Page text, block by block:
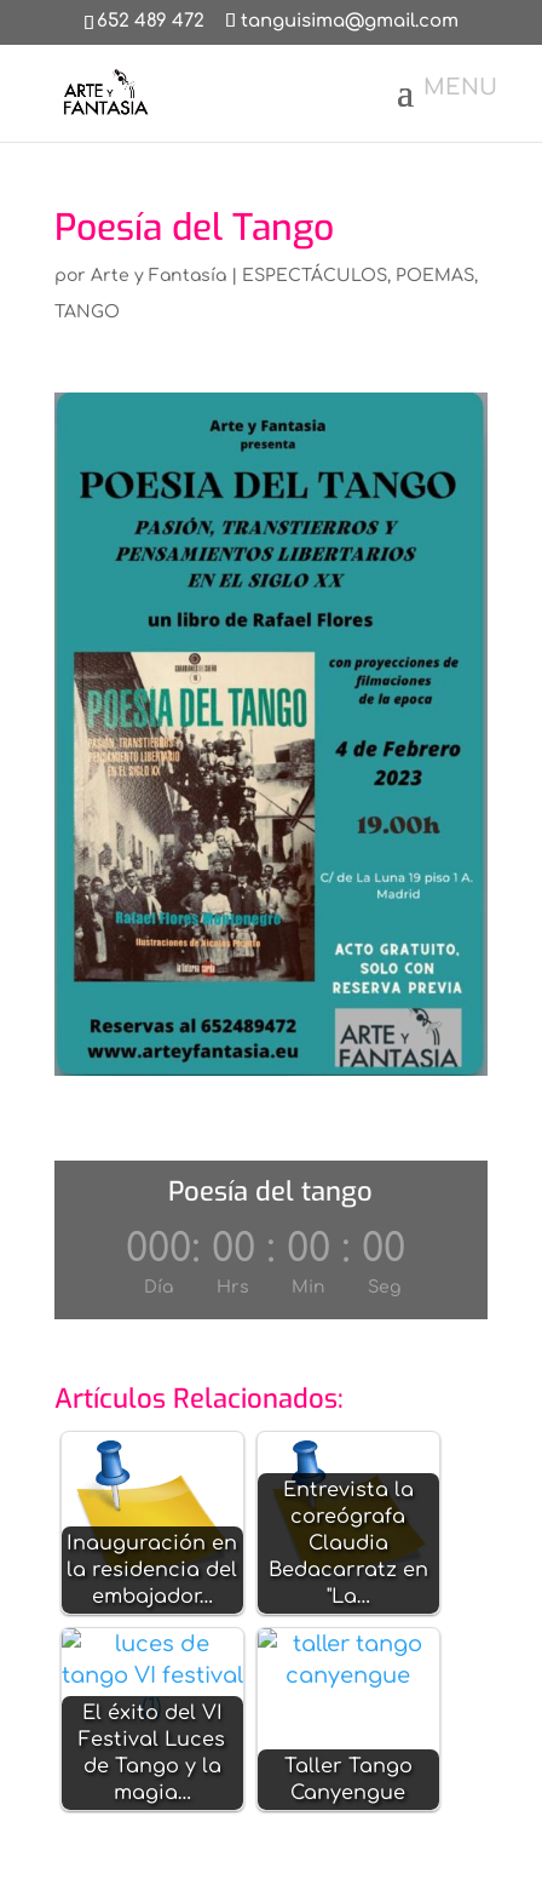
652 489 472 tanguisima@gmail.com
Poesía del Tango
por Arte y Fantasía| ESPECTÁCULOS, POEMAS,
TANGO
Poesía del tango
000
Día
: 00
Hrs
: 00
Min
: 00
Seg
Artículos Relacionados:
Inauguración en
la residencia del
embajador…
Entrevista la
coreógrafa
Claudia
Bedacarratz en
"La…
El éxito del VI
Festival Luces
de Tango y la
magia…
Taller Tango
Canyengue